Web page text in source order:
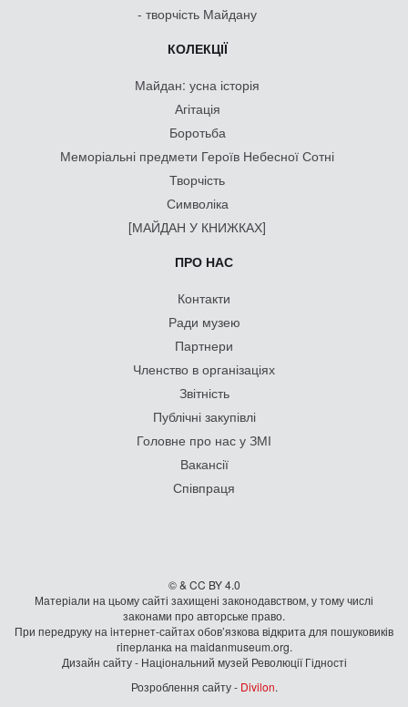
- творчість Майдану
КОЛЕКЦІЇ
Майдан: усна історія
Агітація
Боротьба
Меморіальні предмети Героїв Небесної Сотні
Творчість
Символіка
[МАЙДАН У КНИЖКАХ]
ПРО НАС
Контакти
Ради музею
Партнери
Членство в організаціях
Звітність
Публічні закупівлі
Головне про нас у ЗМІ
Вакансії
Співпраця
© & CC BY 4.0
Матеріали на цьому сайті захищені законодавством, у тому числі
законами про авторське право.
При передруку на iнтернет-сайтах обов’язкова відкрита для пошуковиків
гiперланка на maidanmuseum.org.
Дизайн сайту - Національний музей Революції Гідності
Розроблення сайту - Divilon.